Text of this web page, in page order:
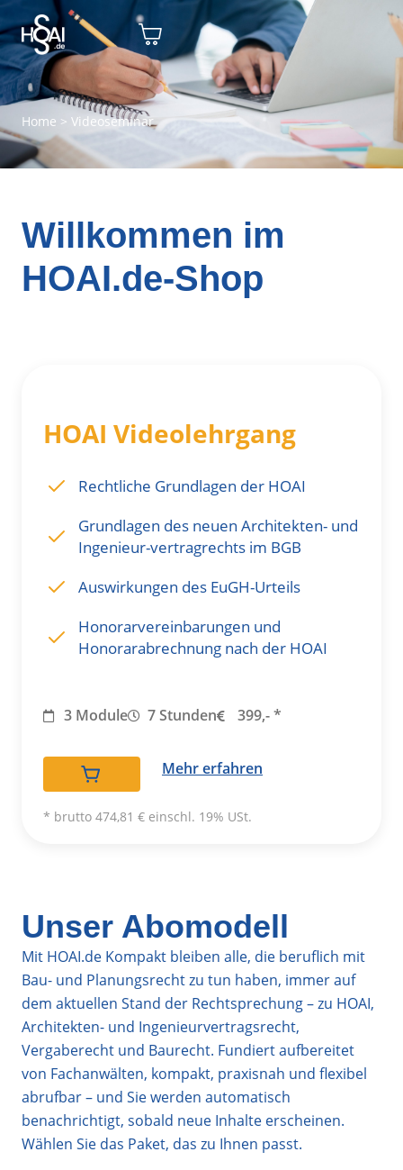
Home > Videoseminar
Willkommen im
HOAI.de-Shop
HOAI Videolehrgang
Rechtliche Grundlagen der HOAI
Grundlagen des neuen Architekten- und
Ingenieur-vertragrechts im BGB
Auswirkungen des EuGH-Urteils
Honorarvereinbarungen und
Honorarabrechnung nach der HOAI
3 Module 7 Stunden 399,- *
Mehr erfahren
* brutto 474,81 € einschl. 19% USt.
Unser Abomodell
Mit HOAI.de Kompakt bleiben alle, die beruflich mit
Bau- und Planungsrecht zu tun haben, immer auf
dem aktuellen Stand der Rechtsprechung – zu HOAI,
Architekten- und Ingenieurvertragsrecht,
Vergaberecht und Baurecht. Fundiert aufbereitet
von Fachanwälten, kompakt, praxisnah und flexibel
abrufbar – und Sie werden automatisch
benachrichtigt, sobald neue Inhalte erscheinen.
Wählen Sie das Paket, das zu Ihnen passt.